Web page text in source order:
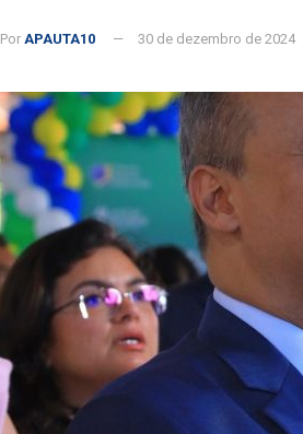
Por APAUTA10 30 de dezembro de 2024